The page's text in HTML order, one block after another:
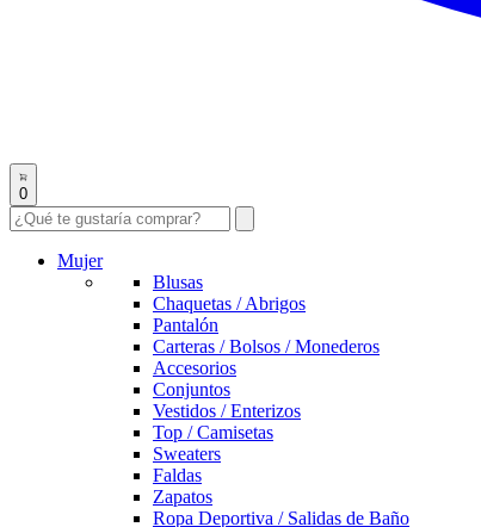
0
Mujer
Blusas
Chaquetas / Abrigos
Pantalón
Carteras / Bolsos / Monederos
Accesorios
Conjuntos
Vestidos / Enterizos
Top / Camisetas
Sweaters
Faldas
Zapatos
Ropa Deportiva / Salidas de Baño